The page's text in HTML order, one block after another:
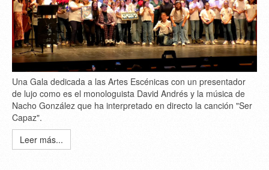
Una Gala dedicada a las Artes Escénicas con un presentador
de lujo como es el monologuista David Andrés y la música de
Nacho González que ha interpretado en directo la canción "Ser
Capaz".
Leer más...